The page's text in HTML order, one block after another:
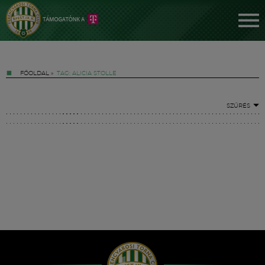
FŐOLDAL » TAG: ALICIA STOLLE
SZŰRÉS
Hírek